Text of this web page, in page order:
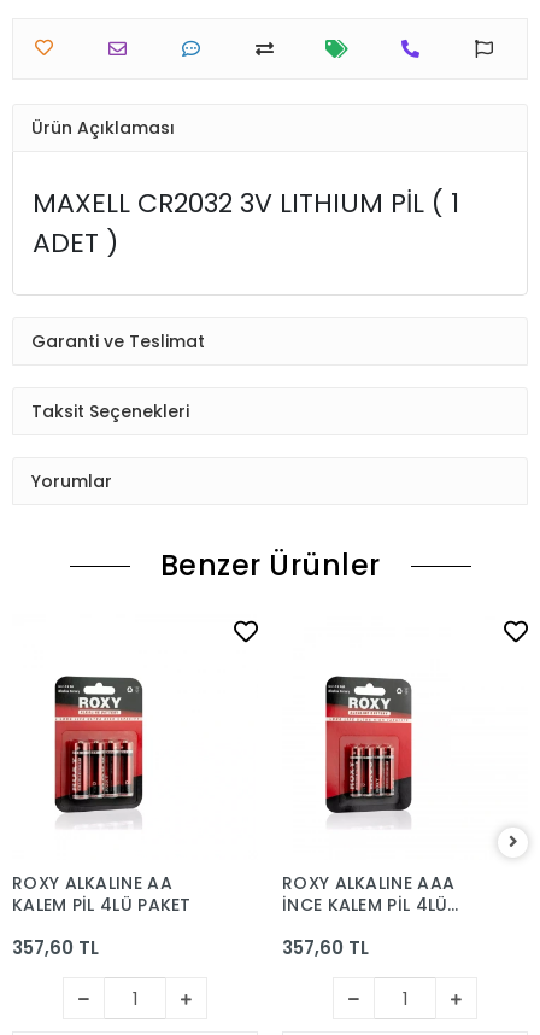
Ürün Açıklaması
MAXELL CR2032 3V LITHIUM PİL ( 1
ADET )
Garanti ve Teslimat
Taksit Seçenekleri
Yorumlar
Benzer Ürünler
ROXY ALKALINE AA
KALEM PİL 4LÜ PAKET
357,60 TL
ROXY ALKALINE AAA
İNCE KALEM PİL 4LÜ
357,60 TL